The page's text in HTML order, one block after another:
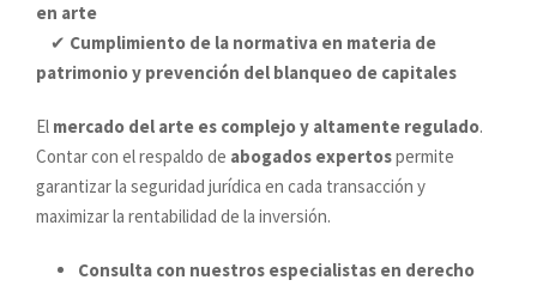
en arte
✔ Cumplimiento de la normativa en materia de
patrimonio y prevención del blanqueo de capitales
El mercado del arte es complejo y altamente regulado.
Contar con el respaldo de abogados expertospermite
garantizar la seguridad jurídica en cada transacción y
maximizar la rentabilidad de la inversión.
Consulta con nuestros especialistas en derecho